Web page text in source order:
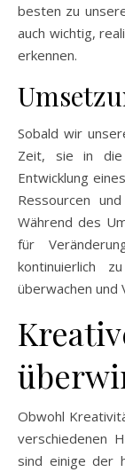
besten zu
auch wichtig,
erkennen.
Sobald wir
Zeit, sie in die
Entwicklung
Ressourcen
Während des
für
kontinuierlich
überwachen und
Obwohl
verschiedenen
sind einige der